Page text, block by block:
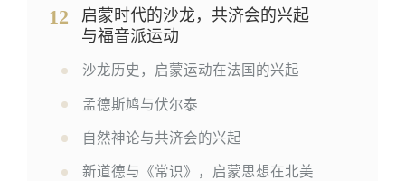
12
启蒙时代的沙龙，共济会的兴起
与福音派运动
沙龙历史，启蒙运动在法国的兴起
孟德斯鸠与伏尔泰
自然神论与共济会的兴起
新道德与《常识》，启蒙思想在北美